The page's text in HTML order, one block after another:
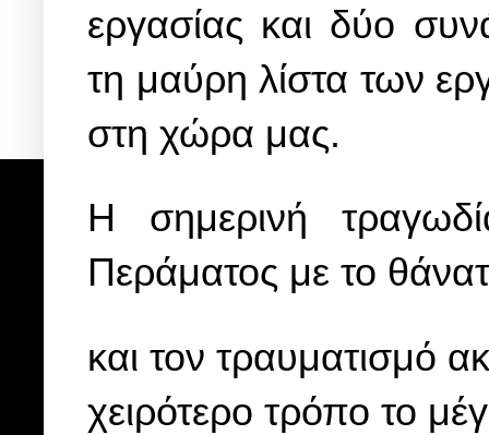
εργασίας και δύο
τη μαύρη λίστα των
στη χώρα μας.
Η σημερινή
Περάματος με το
και τον τραυματισμό
χειρότερο τρόπο το